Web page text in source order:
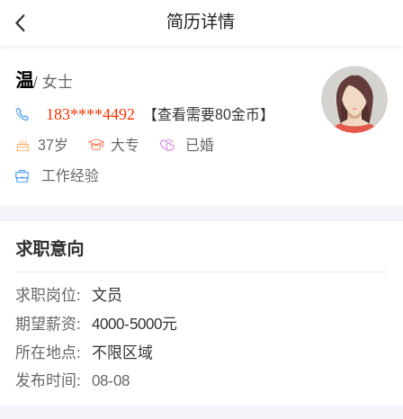
简历详情
温/ 女士
183****4492 【查看需要80金币】
37岁 大专 已婚
工作经验
求职意向
求职岗位:
文员
期望薪资:
4000-5000元
所在地点:
不限区域
发布时间:
08-08